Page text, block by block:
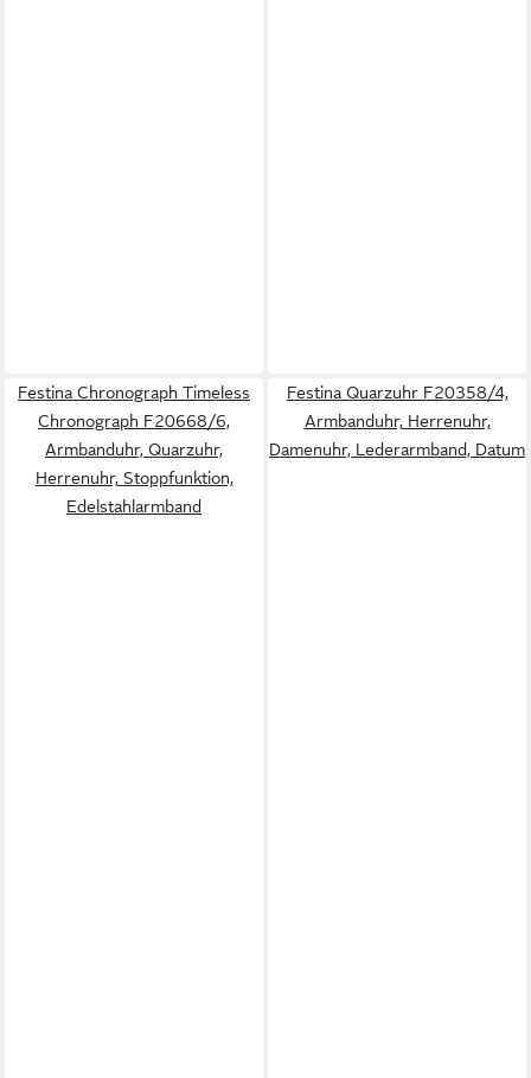
Festina Chronograph Timeless
Chronograph F20668/6,
Armbanduhr, Quarzuhr,
Herrenuhr, Stoppfunktion,
Edelstahlarmband
Festina Quarzuhr F20358/4,
Armbanduhr, Herrenuhr,
Damenuhr, Lederarmband, Datum